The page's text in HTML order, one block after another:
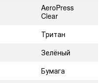
AeroPress
Clear
Тритан
Зелёный
Бумага